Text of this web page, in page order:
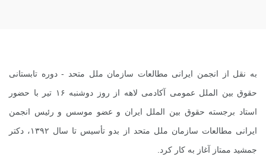
به نقل از انجمن ایرانی مطالعات سازمان ملل متحد
- دوره تابستانی
حقوق بین الملل عمومی آکادمی لاهه از روز دوشنبه ۱۶ تیر با حضور
استاد برجسته حقوق بین الملل ایران و عضو موسس و رئیس انجمن
ایرانی مطالعات سازمان ملل متحد از بدو تأسیس تا سال ۱۳۹۲، دکتر
جمشید ممتاز آغاز به کار کرد.